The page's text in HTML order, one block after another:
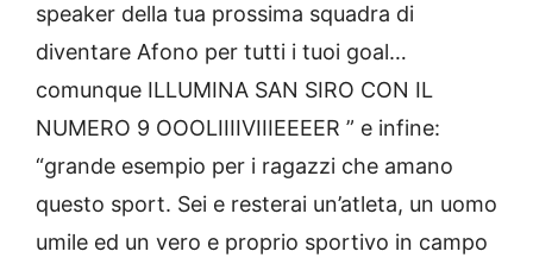
speaker della tua prossima squadra di
diventare Afono per tutti i tuoi goal…
comunque ILLUMINA SAN SIRO CON IL
NUMERO 9 OOOLIIIIVIIIEEEER ” e infine:
“grande esempio per i ragazzi che amano
questo sport. Sei e resterai un’atleta, un uomo
umile ed un vero e proprio sportivo in campo